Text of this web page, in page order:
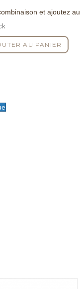
et ajoutez
AU PANIER